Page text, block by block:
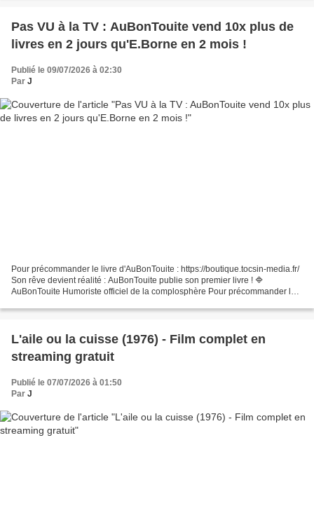
Pas VU à la TV : AuBonTouite vend 10x plus de
livres en 2 jours qu'E.Borne en 2 mois !
Publié le 09/07/2026 à 02:30
Par J
Pour précommander le livre d'AuBonTouite : https://boutique.tocsin-media.fr/
Son rêve devient réalité : AuBonTouite publie son premier livre ! 🔷
AuBonTouite Humoriste officiel de la complosphère Pour précommander le
L'aile ou la cuisse (1976) - Film complet en
streaming gratuit
Publié le 07/07/2026 à 01:50
Par J